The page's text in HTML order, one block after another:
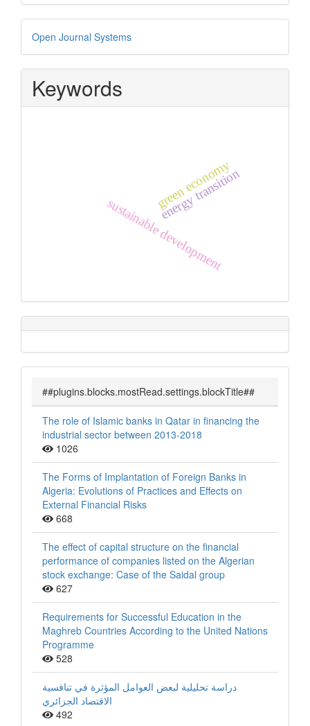
Developed
By
Open Journal Systems
Keywords
energy transition
green economy
sustainable development
##plugins.blocks.mostRead.settings.blockTitle##
The role of Islamic banks in Qatar in financing the
industrial sector between 2013-2018
1026
The Forms of Implantation of Foreign Banks in
Algeria: Evolutions of Practices and Effects on
External Financial Risks
668
The effect of capital structure on the financial
performance of companies listed on the Algerian
stock exchange: Case of the Saidal group
627
Requirements for Successful Education in the
Maghreb Countries According to the United Nations
Programme
528
دراسة تحليلية لبعض العوامل المؤثرة في تنافسية
الاقتصاد الجزائري
492